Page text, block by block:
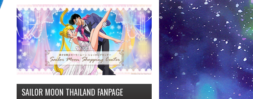
SAILOR MOON THAILAND FANPAGE